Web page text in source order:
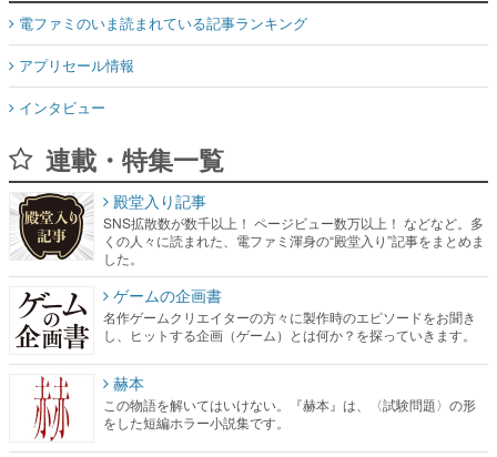
電ファミのいま読まれている記事ランキング
アプリセール情報
インタビュー
連載・特集一覧
殿堂入り記事
SNS拡散数が数千以上！ ページビュー数万以上！ などなど。多
くの人々に読まれた、電ファミ渾身の“殿堂入り”記事をまとめま
した。
ゲームの企画書
名作ゲームクリエイターの方々に製作時のエピソードをお聞き
し、ヒットする企画（ゲーム）とは何か？を探っていきます。
赫本
この物語を解いてはいけない。『赫本』は、〈試験問題〉の形
をした短編ホラー小説集です。